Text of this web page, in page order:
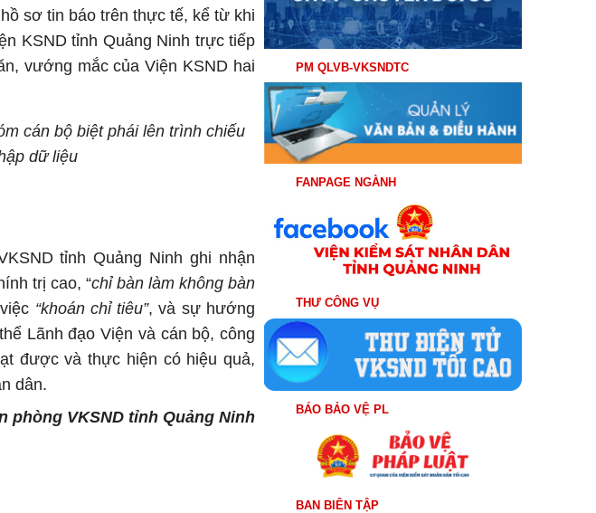
sơ tin báo trên thực tế, kể từ khi
KSND tỉnh Quảng Ninh trực tiếp
vướng mắc của Viện KSND hai
cán bộ biệt phái lên trình chiếu
dữ liệu
tỉnh Quảng Ninh ghi nhận
trị cao, “chỉ bàn làm không bàn
“khoán chỉ tiêu”, và sự hướng
Lãnh đạo Viện và cán bộ, công
được và thực hiện có hiệu quả,
dân.
phòng VKSND tỉnh Quảng Ninh
PM QLVB-VKSNDTC
FANPAGE NGÀNH
THƯ CÔNG VỤ
BÁO BẢO VỆ PL
BAN BIÊN TẬP